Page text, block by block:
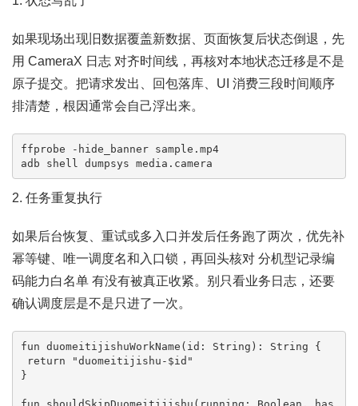
如果现场出现旧数据覆盖新数据、页面恢复后状态倒退，先
用 CameraX 日志 对齐时间线，再核对本地状态迁移是不是
原子提交。把请求发出、回包落库、UI 消费三段时间顺序
排清楚，根因通常会自己浮出来。
ffprobe -hide_banner sample.mp4
adb shell dumpsys media.camera
2. 任务重复执行
如果后台恢复、重试或多入口并发后任务跑了两次，优先补
幂等键、唯一调度名和入口锁，再回头核对 分机型记录编
码能力白名单 有没有被真正收紧。别只看业务日志，还要
确认调度层是不是只进了一次。
fun duomeitijishuWorkName(id: String): String {
}
fun shouldSkipDuomeitijishu(running: Boolean, has